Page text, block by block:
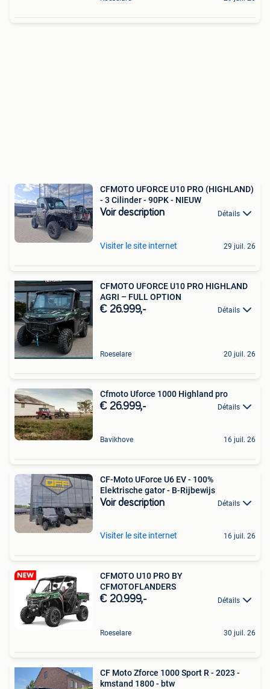
CFMOTO UFORCE U10 PRO (HIGHLAND)
- 3 Cilinder - 90PK - NIEUW
Voir description Détails
Visiter le site internet 29 juil. 26
CFMOTO UFORCE U10 PRO HIGHLAND
AGRI – FULL OPTION
€ 26.999,- Détails
Roeselare 20 juil. 26
Cfmoto Uforce 1000 Highland pro
€ 26.999,- Détails
Bavikhove 16 juil. 26
CF-Moto UForce U6 EV - 100%
Elektrische gator - B-Rijbewijs
Voir description Détails
Visiter le site internet 16 juil. 26
CFMOTO U10 PRO BY
CFMOTOFLANDERS
€ 20.999,- Détails
Roeselare 30 juil. 26
CF Moto Zforce 1000 Sport R - 2023 -
kmstand 1800 - btw